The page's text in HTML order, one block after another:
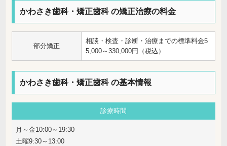
かわさき歯科・矯正歯科 の矯正治療の料金
部分矯正
相談・検査・診断・治療までの標準料金5
5,000～330,000円（税込）
かわさき歯科・矯正歯科 の基本情報
診療時間
月～金10:00～19:30
土曜9:30～13:00